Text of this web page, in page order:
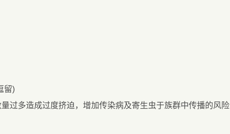
留)
过多造成过度挤迫，增加传染病及寄生虫于族群中传播的风险